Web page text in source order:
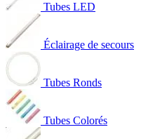
Tubes LED
Éclairage de secours
Tubes Ronds
Tubes Colorés